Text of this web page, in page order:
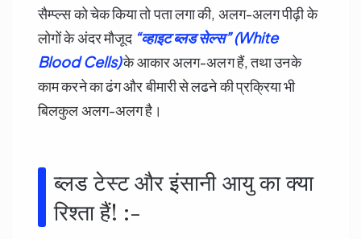
सैम्प्ल्स को चेक किया तो पता लगा की, अलग-अलग पीढ़ी के
लोगों के अंदर मौजूद “व्हाइट ब्लड सेल्स” (White
Blood Cells)के आकार अलग-अलग हैं, तथा उनके
काम करने का ढंग और बीमारी से लढने की प्रक्रिया भी
बिलकुल अलग-अलग है।
ब्लड टेस्ट और इंसानी आयु का क्या
रिश्ता हैं! :-